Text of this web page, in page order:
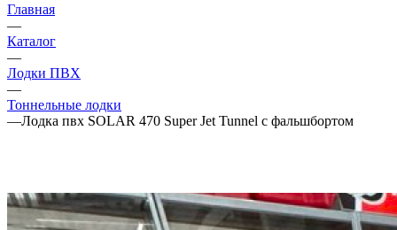
Главная
—
Каталог
—
Лодки ПВХ
—
Тоннельные лодки
—Лодка пвх SOLAR 470 Super Jet Tunnel с фальшбортом